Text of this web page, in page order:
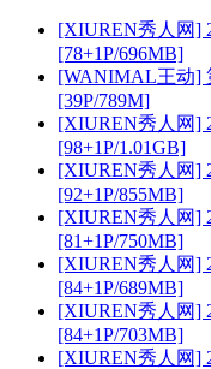
[XIUREN秀人网]
[78+1P/696MB]
[WANIMAL王动]
[39P/789M]
[XIUREN秀人网]
[98+1P/1.01GB]
[XIUREN秀人网]
[92+1P/855MB]
[XIUREN秀人网]
[81+1P/750MB]
[XIUREN秀人网]
[84+1P/689MB]
[XIUREN秀人网]
[84+1P/703MB]
[XIUREN秀人网]